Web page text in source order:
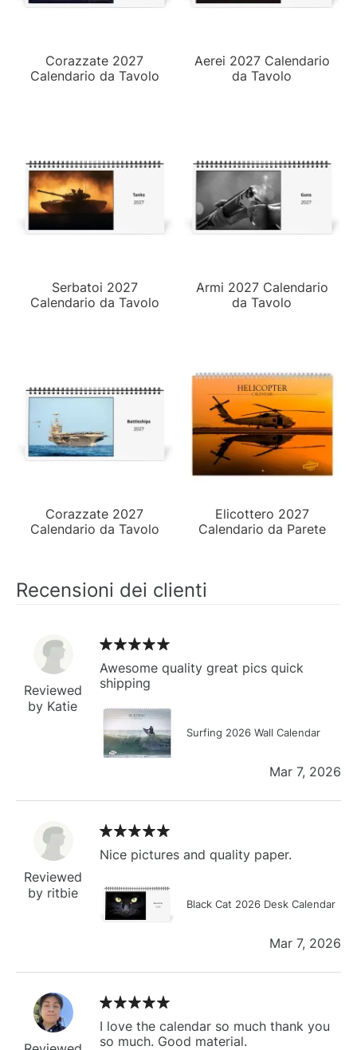
Corazzate 2027
Calendario da Tavolo
Aerei 2027 Calendario
da Tavolo
Serbatoi 2027
Calendario da Tavolo
Armi 2027 Calendario
da Tavolo
Corazzate 2027
Calendario da Tavolo
Elicottero 2027
Calendario da Parete
Recensioni dei clienti
Reviewed
by Katie
Awesome quality great pics quick
shipping
Surfing 2026 Wall Calendar
Mar 7, 2026
Reviewed
by ritbie
Nice pictures and quality paper.
Black Cat 2026 Desk Calendar
Mar 7, 2026
I love the calendar so much thank you
so much. Good material.